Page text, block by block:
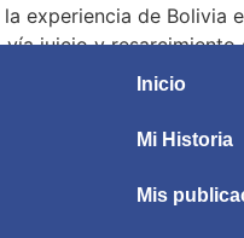
experiencia de Bolivia
vía juicio y
Inicio
Mi Historia
Mis